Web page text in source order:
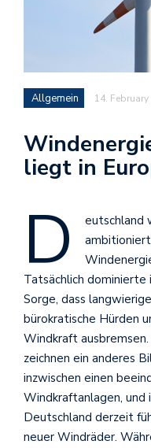
Allgemein 14. February
liegt in
D
eutschland
Tatsächlich dominierte
Sorge, dass
bürokratische Hürden
Windkraft
zeichnen ein anderes
inzwischen einen
Windkraftanlagen, und
Deutschland derzeit
neuer Windräder.